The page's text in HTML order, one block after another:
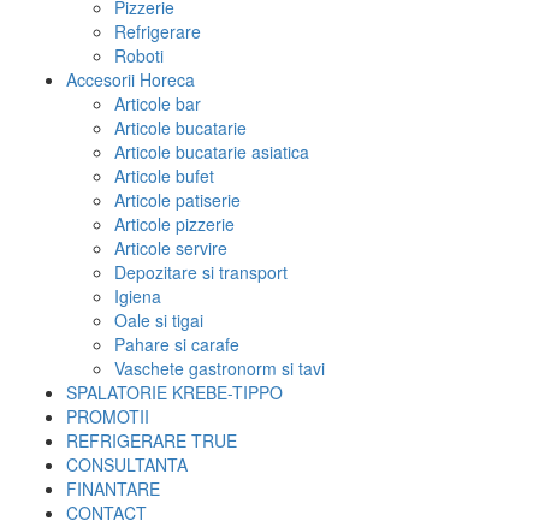
Pizzerie
Refrigerare
Roboti
Accesorii Horeca
Articole bar
Articole bucatarie
Articole bucatarie asiatica
Articole bufet
Articole patiserie
Articole pizzerie
Articole servire
Depozitare si transport
Igiena
Oale si tigai
Pahare si carafe
Vaschete gastronorm si tavi
SPALATORIE KREBE-TIPPO
PROMOTII
REFRIGERARE TRUE
CONSULTANTA
FINANTARE
CONTACT